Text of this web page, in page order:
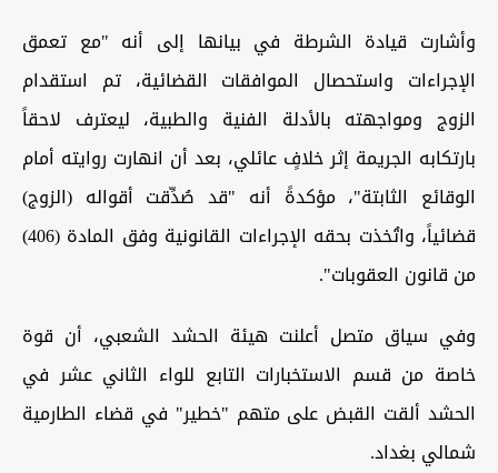
وأشارت قيادة الشرطة في بيانها إلى أنه "مع تعمق
الإجراءات واستحصال الموافقات القضائية، تم استقدام
الزوج ومواجهته بالأدلة الفنية والطبية، ليعترف لاحقاً
بارتكابه الجريمة إثر خلافٍ عائلي، بعد أن انهارت روايته أمام
الوقائع الثابتة"، مؤكدةً أنه "قد صُدِّقت أقواله (الزوج)
قضائياً، واتُخذت بحقه الإجراءات القانونية وفق المادة (406)
من قانون العقوبات".
وفي سياق متصل أعلنت هيئة الحشد الشعبي، أن قوة
خاصة من قسم الاستخبارات التابع للواء الثاني عشر في
الحشد ألقت القبض على متهم "خطير" في قضاء الطارمية
شمالي بغداد.